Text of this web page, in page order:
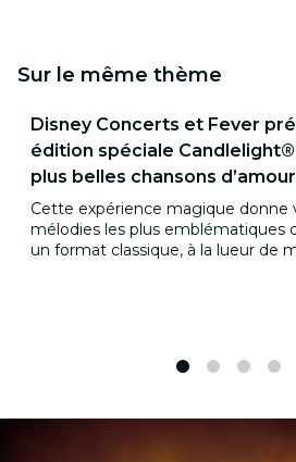
Sur le même thème
Disney Concerts et Fever
édition spéciale
plus belles chansons
Cette expérience magique donne
mélodies les plus emblématiques
un format classique, à la lueur de